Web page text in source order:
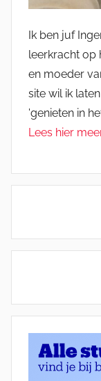
Ik ben juf
leerkracht op
en moeder
site wil ik
'genieten in
Lees hier